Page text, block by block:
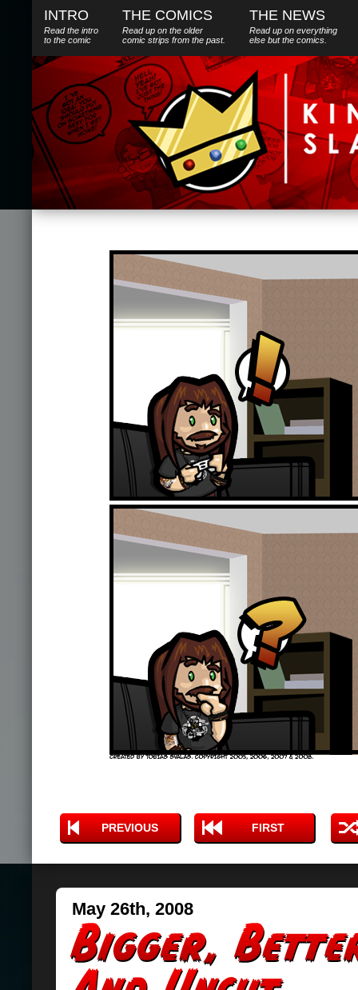
INTRO
Read the intro
to the comic
THE COMICS
Read up on the older
comic strips from the past.
THE NEWS
Read up on everything
else butthe comics.
PREVIOUS FIRST
May 26th, 2008